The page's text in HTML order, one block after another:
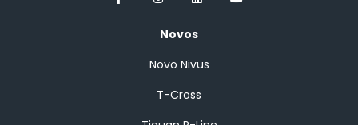
Novos
Novo Nivus
T-Cross